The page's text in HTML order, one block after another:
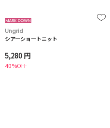
Ungrid
シアーショートニット
5,280 円
40%OFF